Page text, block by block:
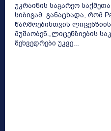
უკრაინის საგარეო
სიბიგამ განაცხადა, რომ
წარმოებისთვის
მუშაობენ.„ლიცენზიების
შეხვედრები უკვე...